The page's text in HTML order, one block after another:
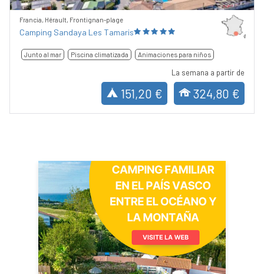
Francia, Hérault, Frontignan-plage
Camping Sandaya Les Tamaris
Junto al mar Piscina climatizada Animaciones para niños
La semana a partir de
151,20 € 324,80 €